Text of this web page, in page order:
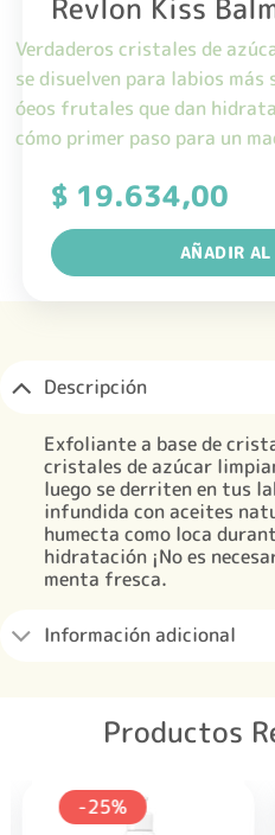
Verdaderos cristales de
se disuelven para labios más
óeos frutales que dan
cómo primer paso para un
$19.634,00
AÑADIR
Descripción
Exfoliante a base de
cristales de azúcar
luego se derriten en tus
infundida con aceites
humecta como loca
hidratación ¡No es
menta fresca.
Información adicional
Productos
-25%